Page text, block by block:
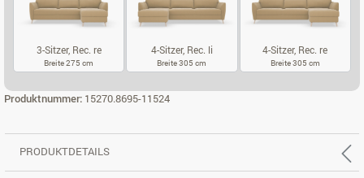
3-Sitzer, Rec. re
Breite 275 cm
4-Sitzer, Rec. li
Breite 305 cm
4-Sitzer, Rec. re
Breite 305 cm
Produktnummer: 15270.8695-11524
PRODUKTDETAILS